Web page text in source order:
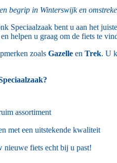
begrip in Winterswijk en
Speciaalzaak bent u aan het
helpen u graag om de fiets te
zoalsGazelle enTrek. U
assortiment
met een uitstekende kwaliteit
nieuwe fiets echt bij u past!